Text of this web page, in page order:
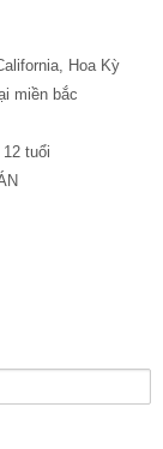
Hoa Kỳ
miền bắc
tuổi